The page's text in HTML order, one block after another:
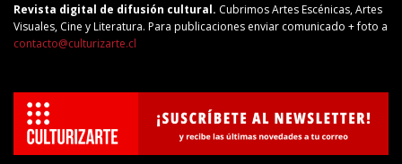
Revista digital de difusión cultural. Cubrimos Artes Escénicas, Artes
Visuales, Cine y Literatura. Para publicaciones enviar comunicado + foto a
contacto@culturizarte.cl